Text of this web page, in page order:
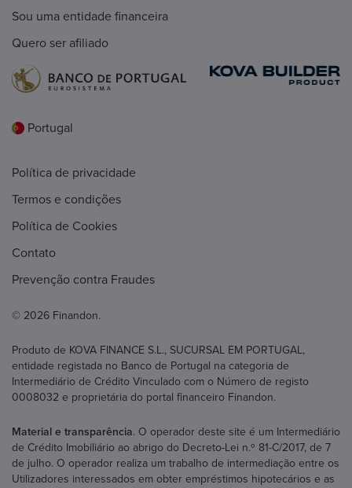
Sou uma entidade financeira
Quero ser afiliado
Portugal
Política de privacidade
Termos e condições
Política de Cookies
Contato
Prevenção contra Fraudes
© 2026 Finandon.
Produto de KOVA FINANCE S.L., SUCURSAL EM PORTUGAL,
entidade registada no Banco de Portugal na categoria de
Intermediário de Crédito Vinculado com o Número de registo
0008032 e proprietária do portal financeiro Finandon.
Material e transparência. O operador deste site é um Intermediário
de Crédito Imobiliário ao abrigo do Decreto-Lei n.º 81-C/2017, de 7
de julho. O operador realiza um trabalho de intermediação entre os
Utilizadores interessados em obter empréstimos hipotecários e as